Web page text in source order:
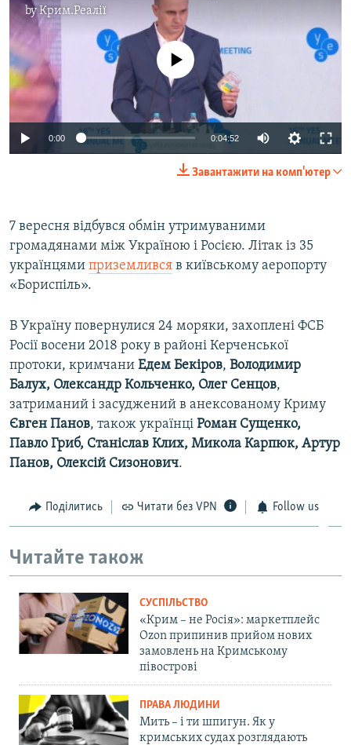
byКрим.Реалії
No media source currently available
0:00 0:04:52
Завантажити на комп'ютер
7 вересня відбувся обмін утримуваними
громадянами між Україною і Росією. Літак із 35
українцями приземлився в київському аеропорту
«Бориспіль».
В Україну повернулися 24 моряки, захоплені ФСБ
Росії восени 2018 року в районі Керченської
протоки, кримчани Едем Бекіров, Володимир
Балух, Олександр Кольченко, Олег Сенцов,
затриманий і засуджений в анексованому Криму
Євген Панов, також українці Роман Сущенко,
Павло Гриб, Станіслав Клих, Микола Карпюк, Артур
Панов, Олексій Сизонович.
Поділитись Читати без VPN Follow us
Читайте також
СУСПІЛЬСТВО
«Крим – не Росія»: маркетплейс
Ozon припинив прийом нових
замовлень на Кримському
півострові
ПРАВА ЛЮДИНИ
Мить – і ти шпигун. Як у
кримських судах розглядають